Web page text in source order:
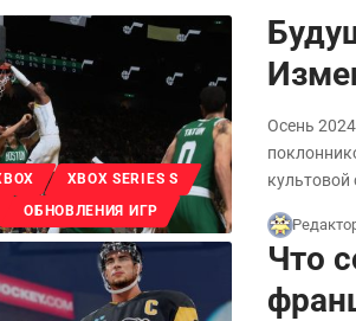
XBOX SERIES S
ОБНОВЛЕНИЯ ИГР
Осень
культовой
Что